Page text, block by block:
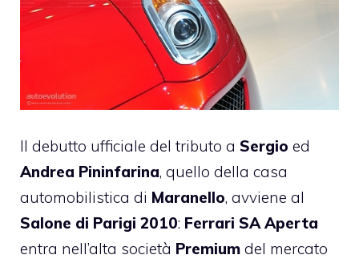
Il debutto ufficiale del tributo a Sergio ed
Andrea Pininfarina, quello della casa
automobilistica di Maranello, avviene al
Salone di Parigi 2010: Ferrari SA Aperta
entra nell’alta società Premium del mercato